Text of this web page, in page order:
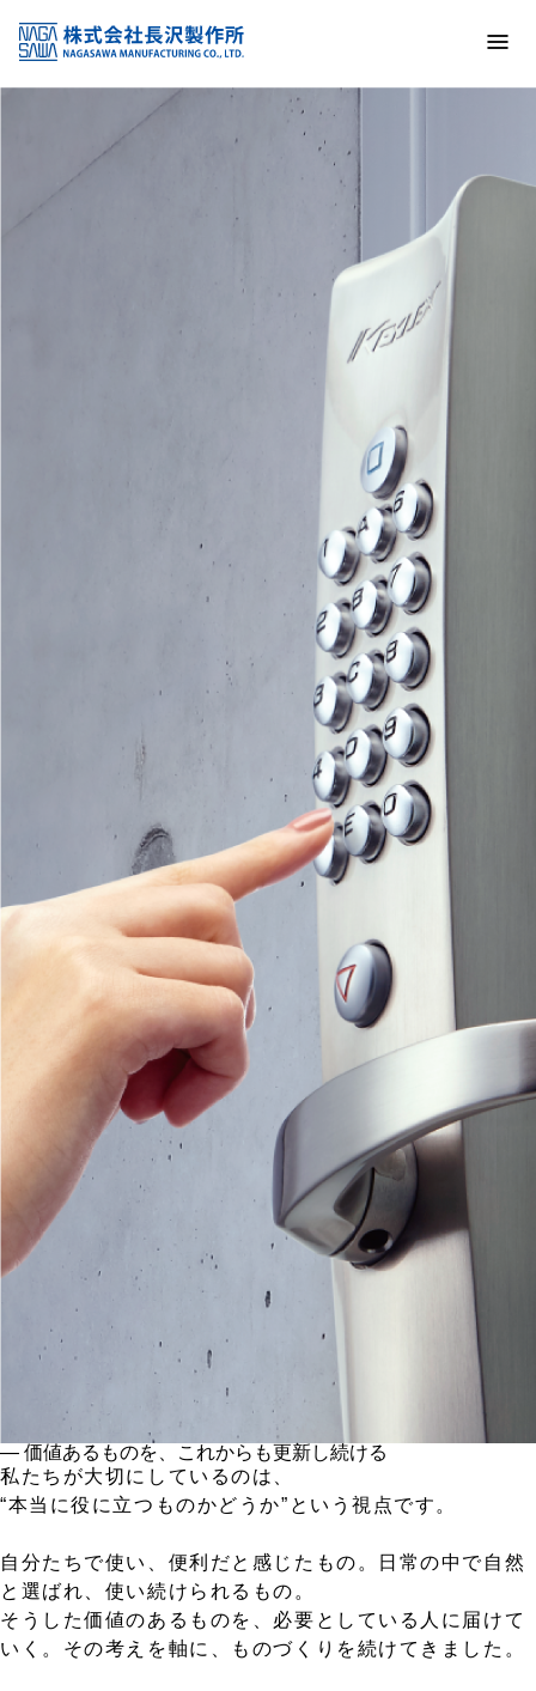
NAGASAWA MFG. CO., LTD.
信頼と技術で未来の安全を支える
― 価値あるものを、これからも更新し続ける
私たちが大切にしているのは、
“本当に役に立つものかどうか”という視点です。
自分たちで使い、便利だと感じたもの。日常の中で自然
と選ばれ、使い続けられるもの。
そうした価値のあるものを、必要としている人に届けて
いく。その考えを軸に、ものづくりを続けてきました。